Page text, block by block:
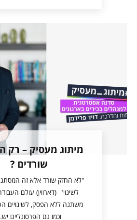
מיתוג מעסיק – רק
שורדים ?
"לא החזק שורד אלא זה
לשינוי" (דארווין) עולם
משתנה ללא הפסק, לשינויים
וכמו גם הפרסונליים